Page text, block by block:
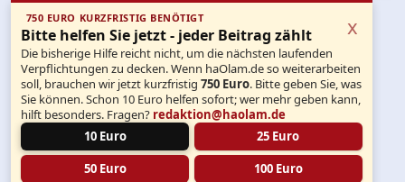
750 EURO KURZFRISTIG BENÖTIGT
Bitte helfen Sie jetzt - jeder Beitrag zählt
Die bisherige Hilfe reicht nicht, um die nächsten laufenden
Verpflichtungen zu decken. Wenn haOlam.de so weiterarbeiten
soll, brauchen wir jetzt kurzfristig750 Euro. Bitte geben Sie, was
Sie können. Schon 10 Euro helfen sofort; wer mehr geben kann,
hilft besonders. Fragen? redaktion@haolam.de
10 Euro
25 Euro
50 Euro 100 Euro
x